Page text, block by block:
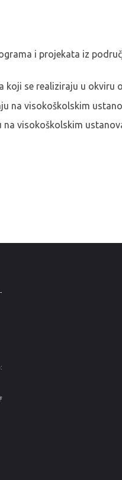
i projekata iz
koji se realiziraju u okviru
na visokoškolskim
visokoškolskim